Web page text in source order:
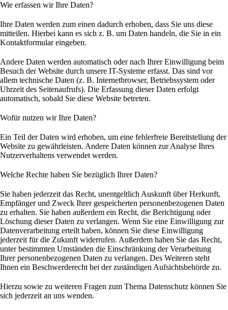
Wie erfassen wir Ihre Daten?
Ihre Daten werden zum einen dadurch erhoben, dass Sie uns diese
mitteilen. Hierbei kann es sich z. B. um Daten handeln, die Sie in ein
Kontaktformular eingeben.
Andere Daten werden automatisch oder nach Ihrer Einwilligung beim
Besuch der Website durch unsere IT-Systeme erfasst. Das sind vor
allem technische Daten (z. B. Internetbrowser, Betriebssystem oder
Uhrzeit des Seitenaufrufs). Die Erfassung dieser Daten erfolgt
automatisch, sobald Sie diese Website betreten.
Wofür nutzen wir Ihre Daten?
Ein Teil der Daten wird erhoben, um eine fehlerfreie Bereitstellung der
Website zu gewährleisten. Andere Daten können zur Analyse Ihres
Nutzerverhaltens verwendet werden.
Welche Rechte haben Sie bezüglich Ihrer Daten?
Sie haben jederzeit das Recht, unentgeltlich Auskunft über Herkunft,
Empfänger und Zweck Ihrer gespeicherten personenbezogenen Daten
zu erhalten. Sie haben außerdem ein Recht, die Berichtigung oder
Löschung dieser Daten zu verlangen. Wenn Sie eine Einwilligung zur
Datenverarbeitung erteilt haben, können Sie diese Einwilligung
jederzeit für die Zukunft widerrufen. Außerdem haben Sie das Recht,
unter bestimmten Umständen die Einschränkung der Verarbeitung
Ihrer personenbezogenen Daten zu verlangen. Des Weiteren steht
Ihnen ein Beschwerderecht bei der zuständigen Aufsichtsbehörde zu.
Hierzu sowie zu weiteren Fragen zum Thema Datenschutz können Sie
sich jederzeit an uns wenden.